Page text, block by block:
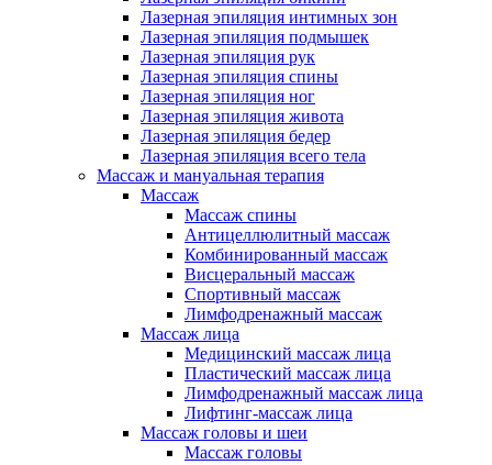
Лазерная эпиляция интимных зон
Лазерная эпиляция подмышек
Лазерная эпиляция рук
Лазерная эпиляция спины
Лазерная эпиляция ног
Лазерная эпиляция живота
Лазерная эпиляция бедер
Лазерная эпиляция всего тела
Массаж и мануальная терапия
Массаж
Массаж спины
Антицеллюлитный массаж
Комбинированный массаж
Висцеральный массаж
Спортивный массаж
Лимфодренажный массаж
Массаж лица
Медицинский массаж лица
Пластический массаж лица
Лимфодренажный массаж лица
Лифтинг-массаж лица
Массаж головы и шеи
Массаж головы